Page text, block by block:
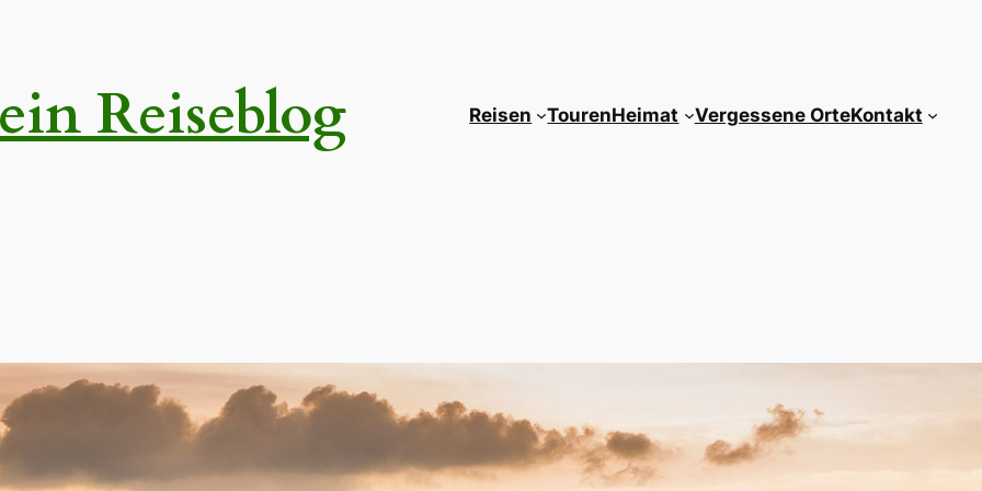
Reiseblog Reisen TourenHeimat Vergessene OrteKontakt